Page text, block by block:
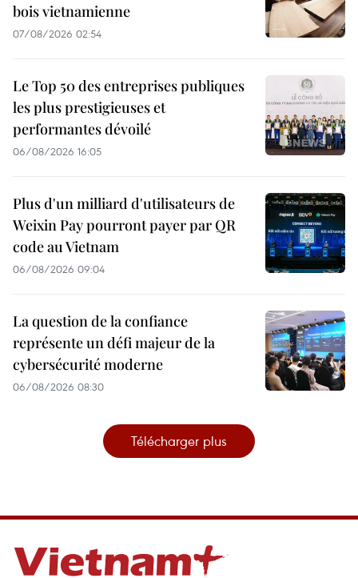
bois vietnamienne
07/08/2026 02:54
Le Top 50 des entreprises publiques
les plus prestigieuses et
performantes dévoilé
06/08/2026 16:05
Plus d'un milliard d'utilisateurs de
Weixin Pay pourront payer par QR
code au Vietnam
06/08/2026 09:04
La question de la confiance
représente un défi majeur de la
cybersécurité moderne
06/08/2026 08:30
Télécharger plus